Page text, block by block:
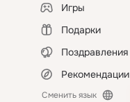
Игры
Подарки
Поздравления
Рекомендации
Сменить язык